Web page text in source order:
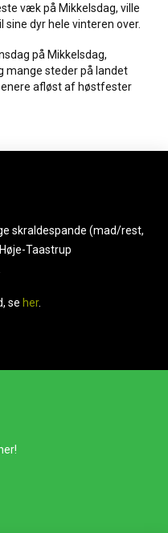
væk på Mikkelsdag, ville
dyr hele vinteren over.
på Mikkelsdag,
mange steder på landet
afløst af høstfester
skraldespande (mad/rest,
Taastrup
se her.